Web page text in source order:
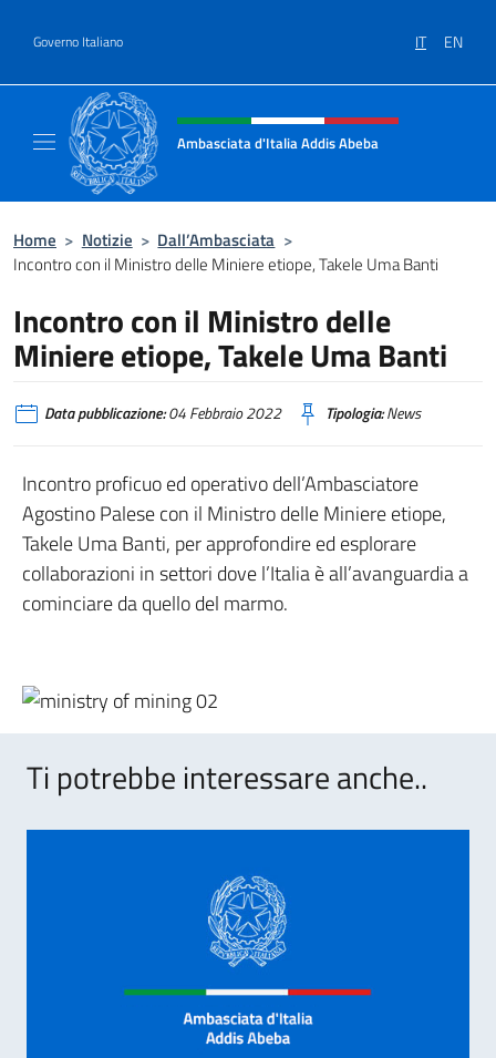
Governo Italiano IT EN
Intestazione sito, social e menù
Ambasciata d'Italia Addis Abeba
Home > Notizie > Dall’Ambasciata >
Incontro con il Ministro delle Miniere etiope, Takele Uma Banti
Incontro con il Ministro delle
Miniere etiope, Takele Uma Banti
Data pubblicazione:04 Febbraio 2022 Tipologia:News
Incontro proficuo ed operativo dell’Ambasciatore
Agostino Palese con il Ministro delle Miniere etiope,
Takele Uma Banti, per approfondire ed esplorare
collaborazioni in settori dove l’Italia è all’avanguardia a
cominciare da quello del marmo.
Ti potrebbe interessare anche..